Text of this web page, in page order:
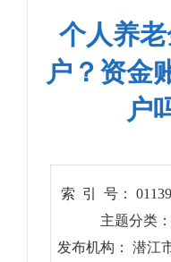
个人养
户？资金
户
索 引 号：
主题分类
发布机构： 潜江